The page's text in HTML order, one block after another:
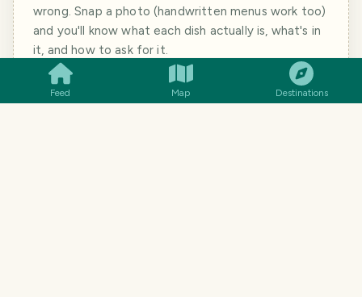
Feed Map Destinations
wrong. Snap a photo (handwritten menus work too)
and you'll know what each dish actually is, what's in
it, and how to ask for it.
SMILES COMMENT SHARE